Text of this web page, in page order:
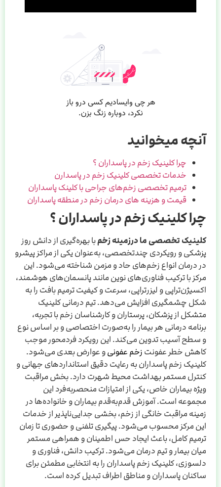
آنچه میخوانید
چرا کلینیک زخم در پاسداران ؟
خدمات تخصصی کلینیک زخم در پاسدارن
ترمیم تخصصی زخم‌های جراحی با کلینک پاسداران
قیمت و هزینه های درمان زخم در منطقه پاسداران
چرا کلینیک زخم در پاسداران ؟
کلینیک تخصصی ما درزمینه زخمبا بهره‌گیری از دانش روز
پزشکی و رویکردی چندتخصصی، به‌عنوان یکی از مراکز پیشرو
در درمان انواع زخم‌های حاد و مزمن شناخته می‌شود. این
مرکز با ترکیب فناوری‌های نوین مانند پانسمان‌های هوشمند،
اکسیژن‌تراپی و لیزر‌تراپی، سرعت و کیفیت ترمیم بافت را به
شکل چشمگیری افزایش می‌دهد. تیم درمانی کلینیک
متشکل از پزشکان، پرستاران و کارشناسان زخم با تجربه،
برنامه درمانی هر بیمار را به‌صورت اختصاصی و بر اساس نوع
و سطح آسیب تدوین می‌کند. این رویکرد فردمحور موجب
کاهش خطر عفونت زخم عفونیو عوارض بعدی می‌شود.
کلینیک زخم پاسداران به رعایت دقیق استانداردهای جهانی و
کنترل مستمر بهداشت محیط شهرت دارد. بخش مراقبت
ویژه بیماران خاص، یکی از امتیازات منحصربه‌فرد این
مجموعه است. آموزش قدم‌به‌قدم بیماران و خانواده‌ها در
زمینه مراقبت خانگی از زخم، بخشی جدایی‌ناپذیر از خدمات
این مرکز محسوب می‌شود. پیگیری تلفنی و حضوری تا زمان
ترمیم کامل، باعث ایجاد حس اطمینان و همراهی مستمر
میان بیمار و تیم درمان می‌شود. ترکیب دانش، فناوری و
دلسوزی، کلینیک زخم پاسداران را به انتخابی مطمئن برای
ساکنان پاسداران و مناطق اطراف تبدیل کرده است.